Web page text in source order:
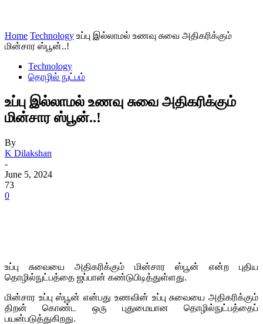
Home Technology உப்பு இல்லாமல் உணவு சுவை அதிகரிக்கும்
மின்சார ஸ்பூன்..!
Technology
தொழில் நுட்பம்
உப்பு இல்லாமல் உணவு சுவை அதிகரிக்கும்
மின்சார ஸ்பூன்..!
By
K Dilakshan
-
June 5, 2024
73
0
உப்பு சுவையை அதிகரிக்கும் மின்சார ஸ்பூன் என்ற புதிய
தொழில்நுட்பத்தை ஜப்பான் கண்டுபிடித்துள்ளது.
மின்சார உப்பு ஸ்பூன் என்பது உணவின் உப்பு சுவையை அதிகரிக்கும்
திறன் கொண்ட ஒரு புதுமையான தொழில்நுட்பத்தைப்
பயன்படுத்துகிறது.